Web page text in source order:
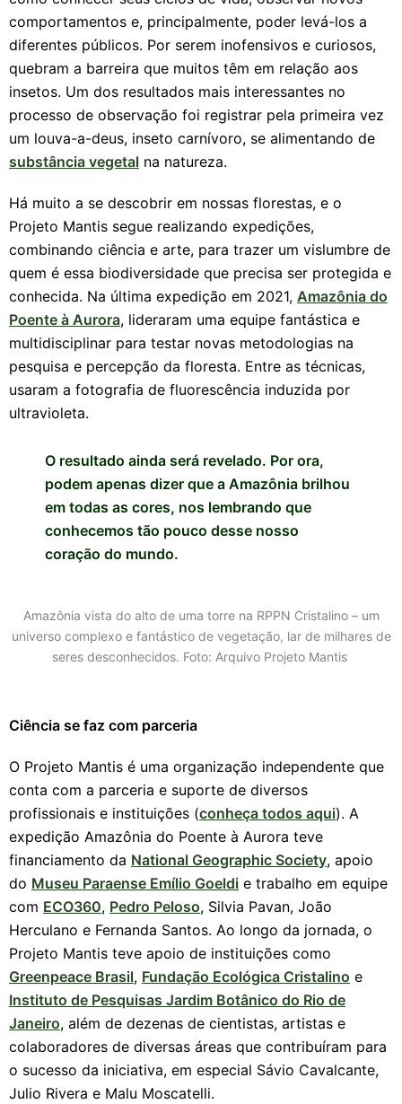
comportamentos e, principalmente, poder levá-los a
diferentes públicos. Por serem inofensivos e curiosos,
quebram a barreira que muitos têm em relação aos
insetos. Um dos resultados mais interessantes no
processo de observação foi registrar pela primeira vez
um louva-a-deus, inseto carnívoro, se alimentando de
substância vegetal na natureza.
Há muito a se descobrir em nossas florestas, e o
Projeto Mantis segue realizando expedições,
combinando ciência e arte, para trazer um vislumbre de
quem é essa biodiversidade que precisa ser protegida e
conhecida. Na última expedição em 2021, Amazônia do
Poente à Aurora, lideraram uma equipe fantástica e
multidisciplinar para testar novas metodologias na
pesquisa e percepção da floresta. Entre as técnicas,
usaram a fotografia de fluorescência induzida por
ultravioleta.
O resultado ainda será revelado. Por ora,
podem apenas dizer que a Amazônia brilhou
em todas as cores, nos lembrando que
conhecemos tão pouco desse nosso
coração do mundo.
Amazônia vista do alto de uma torre na RPPN Cristalino – um
universo complexo e fantástico de vegetação, lar de milhares de
seres desconhecidos. Foto: Arquivo Projeto Mantis
Ciência se faz com parceria
O Projeto Mantis é uma organização independente que
conta com a parceria e suporte de diversos
profissionais e instituições (conheça todos aqui). A
expedição Amazônia do Poente à Aurora teve
financiamento da National Geographic Society, apoio
do Museu Paraense Emílio Goeldi e trabalho em equipe
com ECO360, Pedro Peloso, Silvia Pavan, João
Herculano e Fernanda Santos. Ao longo da jornada, o
Projeto Mantis teve apoio de instituições como
Greenpeace Brasil, Fundação Ecológica Cristalino e
Instituto de Pesquisas Jardim Botânico do Rio de
Janeiro, além de dezenas de cientistas, artistas e
colaboradores de diversas áreas que contribuíram para
o sucesso da iniciativa, em especial Sávio Cavalcante,
Julio Rivera e Malu Moscatelli.